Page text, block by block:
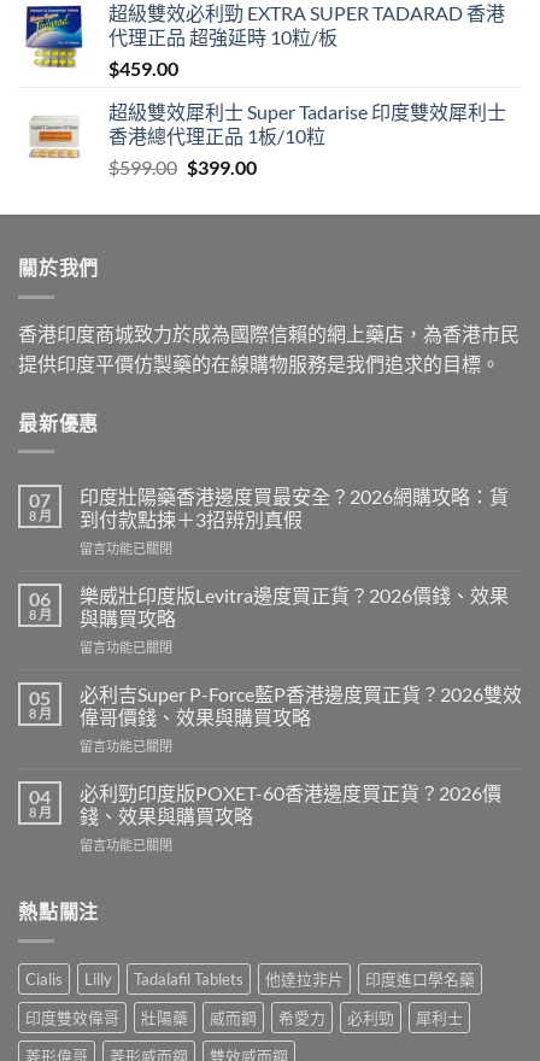
$399.00
through
超級雙效必利勁 EXTRA SUPER TADARAD 香港
代理正品 超強延時 10粒/板
$459.00
超級雙效犀利士 Super Tadarise 印度雙效犀利士
香港總代理正品 1板/10粒
$599.00 Original
was:
$399.00Current
is:
關於我們
香港印度商城致力於成為國際信賴的網上藥店，為香港市民
提供印度平價仿製藥的在線購物服務是我們追求的目標。
最新優惠
07
8 月
印度壯陽藥香港邊度買最安全？2026網購攻略：貨
到付款點揀＋3招辨別真假
在
度
壯
陽
藥
港
邊
度
買
安
全？
網
略：
付
款
點
揀
留言功能已關閉
06
8 月
樂威壯印度版Levitra邊度買正貨？2026價錢、效果
與購買攻略
在
威
壯
印
度
Levitra
邊
度
買
2026
效
果
與
購
買
留言功能已關閉
05
8 月
必利吉Super P-Force藍P香港邊度買正貨？2026雙效
偉哥價錢、效果與購買攻略
在
利
吉
Super
P-
P
邊
度
買
正
貨？
留言功能已關閉
04
8 月
必利勁印度版POXET-60香港邊度買正貨？2026價
錢、效果與購買攻略
在
勁
印
版
POXET-
60
香
港
留言功能已關閉
熱點關注
Cialis Lilly Tadalafil Tablets 他達拉非片
印度進口學名藥
印度雙效偉哥
壯陽藥 威而鋼 希愛力 必利勁
犀利士
菱形偉哥
菱形威而鋼 雙效威而鋼